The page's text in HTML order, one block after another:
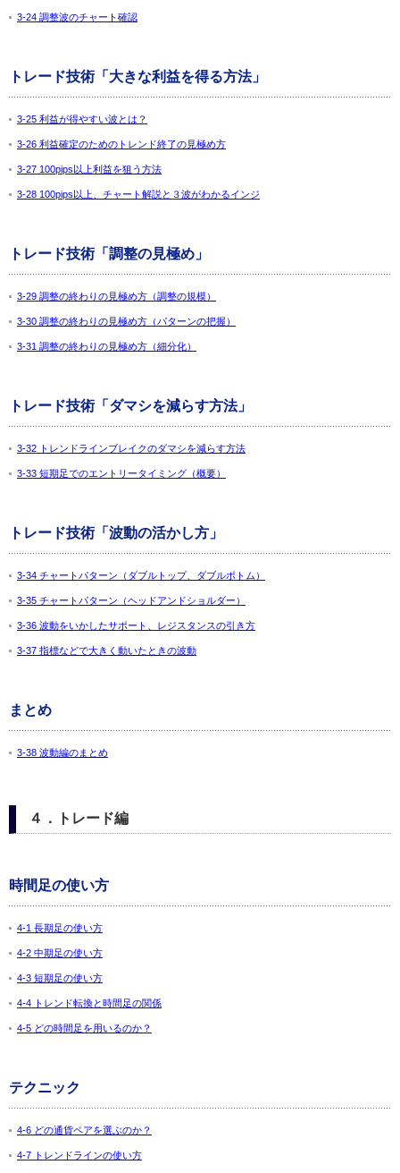
3-24 調整波のチャート確認
トレード技術「大きな利益を得る方法」
3-25 利益が得やすい波とは？
3-26 利益確定のためのトレンド終了の見極め方
3-27 100pips以上利益を狙う方法
3-28 100pips以上、チャート解説と３波がわかるインジ
トレード技術「調整の見極め」
3-29 調整の終わりの見極め方（調整の規模）
3-30 調整の終わりの見極め方（パターンの把握）
3-31 調整の終わりの見極め方（細分化）
トレード技術「ダマシを減らす方法」
3-32 トレンドラインブレイクのダマシを減らす方法
3-33 短期足でのエントリータイミング（概要）
トレード技術「波動の活かし方」
3-34 チャートパターン（ダブルトップ、ダブルボトム）
3-35 チャートパターン（ヘッドアンドショルダー）
3-36 波動をいかしたサポート、レジスタンスの引き方
3-37 指標などで大きく動いたときの波動
まとめ
3-38 波動編のまとめ
４．トレード編
時間足の使い方
4-1 長期足の使い方
4-2 中期足の使い方
4-3 短期足の使い方
4-4 トレンド転換と時間足の関係
4-5 どの時間足を用いるのか？
テクニック
4-6 どの通貨ペアを選ぶのか？
4-7 トレンドラインの使い方